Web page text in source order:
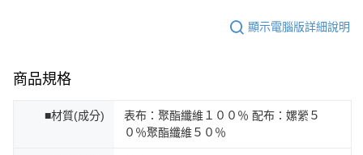
顯示電腦版詳細說明
商品規格
■材質(成分)
表布：聚酯纖維１００％ 配布：嫘縈５
０％聚酯纖維５０％